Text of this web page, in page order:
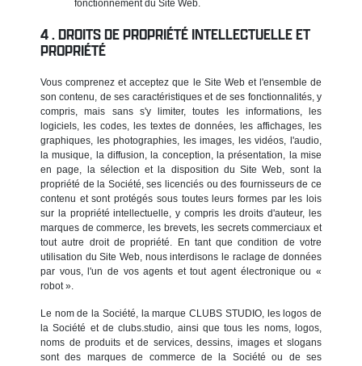
fonctionnement du Site Web.
DROITS DE PROPRIÉTÉ INTELLECTUELLE ET
PROPRIÉTÉ
Vous comprenez et acceptez que le Site Web et l'ensemble de
son contenu, de ses caractéristiques et de ses fonctionnalités, y
compris, mais sans s'y limiter, toutes les informations, les
logiciels, les codes, les textes de données, les affichages, les
graphiques, les photographies, les images, les vidéos, l'audio,
la musique, la diffusion, la conception, la présentation, la mise
en page, la sélection et la disposition du Site Web, sont la
propriété de la Société, ses licenciés ou des fournisseurs de ce
contenu et sont protégés sous toutes leurs formes par les lois
sur la propriété intellectuelle, y compris les droits d'auteur, les
marques de commerce, les brevets, les secrets commerciaux et
tout autre droit de propriété. En tant que condition de votre
utilisation du Site Web, nous interdisons le raclage de données
par vous, l'un de vos agents et tout agent électronique ou «
robot ».
Le nom de la Société, la marque CLUBS STUDIO, les logos de
la Société et de clubs.studio, ainsi que tous les noms, logos,
noms de produits et de services, dessins, images et slogans
sont des marques de commerce de la Société ou de ses